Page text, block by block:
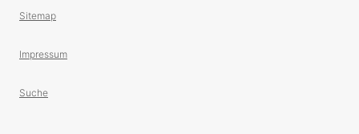
Sitemap
Impressum
Suche